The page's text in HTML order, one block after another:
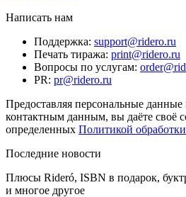
Написать нам
Поддержка: support@ridero.ru
Печать тиража: print@ridero.ru
Вопросы по услугам:
PR: pr@ridero.ru
Предоставляя персональные
контактным данным, вы даёте своё
определенных Политикой
Последние новости
Плюсы Rideró, ISBN в подарок,
и многое другое